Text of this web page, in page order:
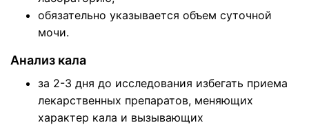
обязательно указывается объем суточной
мочи.
Анализ кала
за 2-3 дня до исследования избегать приема
лекарственных препаратов, меняющих
характер кала и вызывающих